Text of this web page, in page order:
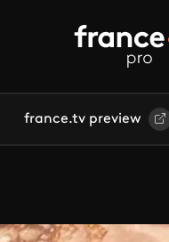
france.tv preview